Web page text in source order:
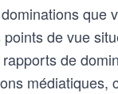
que
de vue
de
médiatiques,